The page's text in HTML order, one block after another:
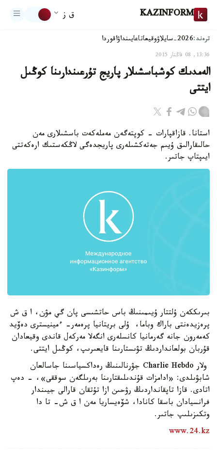
KAZINFORM ق ز
ترەند:2026-سايلاۋ وقيعاتاعايىنداۋاقوردا
13:36, 08 قاڭتار 2015
الەمدىك كوشباسشىلار پاريج تۇرعىندارىنا كوڭىل
ايتتى
استانا. قازاقپارات - كوپتەگەن مەملەكەت باسشىلارى مەن
حالىقارالىق ۇيىم جەتەكشىلەرى پاريجدەگى لاڭكەستىك ارەكەتتى
ايىپتاپ جاتىر.
بىرىككەن ۇلتتار ۇيىمىنىڭ باس حاتشىسى پان گي مۋن، ا ق ش
پرەزيدەنتى باراك وباما، ۇلى بريتانيا پرەمەر- ءمينيسترى دەۆيد
كەمەرون جانە گەرمانيا كانسلەرى انگەلا مەركەل قاندى وقيعادان
قۇربان بولعانداردىڭ تۋىستارىنا قايعىرىپ، كوڭىل ايتتى.
ولار Charlie Hebdo جۋرنالىنىڭ رەداكسياسىنا جاسالعان
شابۋىلدى: «ادامزات قۇندىلىقتارىنا بەرىلگەن سوققى»، - دەپ
اتادى. قازا تاپقانداردىڭ رۋحىن ازا تۇتقان قارالى جيىندار
فرانسيادان باسقا كانادا، شۆەيساريا مەن ا ق ش- تا دا
وتكىزىلىپ جاتىر.
www.24.kz